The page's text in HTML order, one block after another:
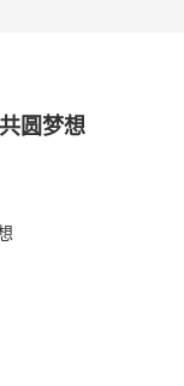
圆梦想